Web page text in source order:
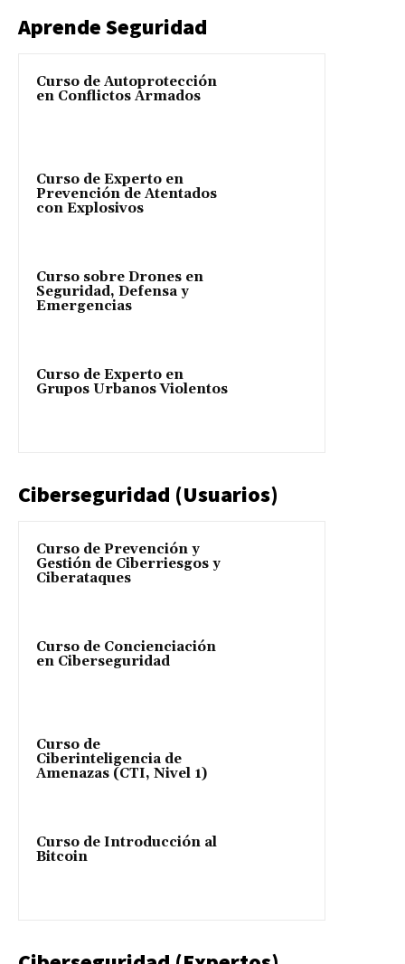
Aprende Seguridad
Curso de Autoprotección
en Conflictos Armados
Curso de Experto en
Prevención de Atentados
con Explosivos
Curso sobre Drones en
Seguridad, Defensa y
Emergencias
Curso de Experto en
Grupos Urbanos Violentos
Ciberseguridad (Usuarios)
Curso de Prevención y
Gestión de Ciberriesgos y
Ciberataques
Curso de Concienciación
en Ciberseguridad
Curso de
Ciberinteligencia de
Amenazas (CTI, Nivel 1)
Curso de Introducción al
Bitcoin